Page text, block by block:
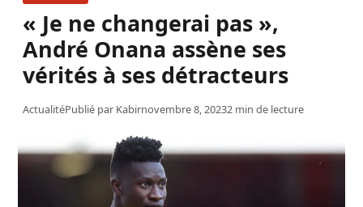
« Je ne changerai pas »,
André Onana assène ses
vérités à ses détracteurs
ActualitéPublié par Kabirnovembre 8, 20232 min de lecture